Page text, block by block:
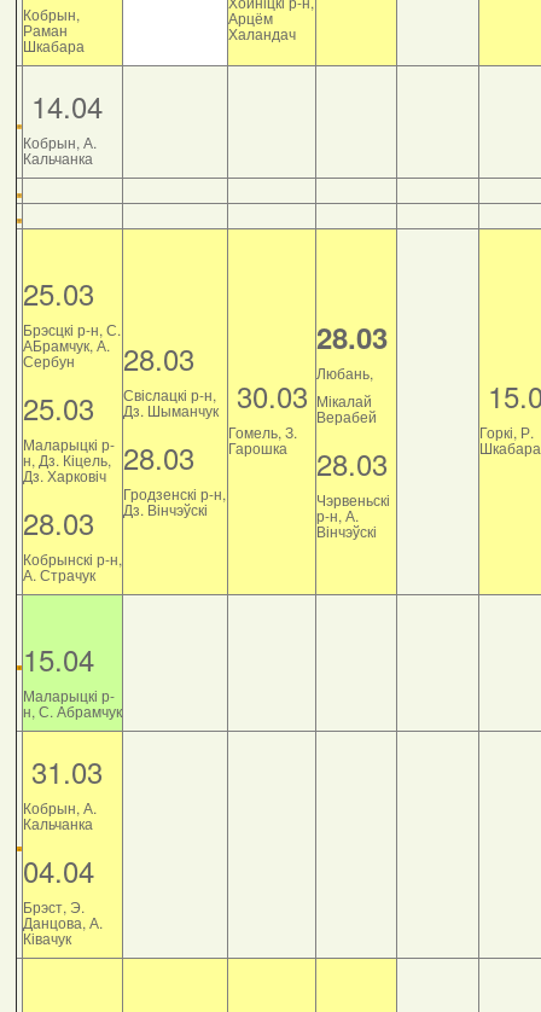
Кобрын,
Раман
Шкабара
Арцём
Халандач
14.04
Кобрын, А.
Кальчанка
25.03
Брэсцкі р-н, С.
АБрамчук, А.
Сербун
25.03
Маларыцкі р-
н, Дз. Кіцель,
Дз. Харковіч
28.03
Кобрынскі р-н,
А. Страчук
28.03
Свіслацкі р-н,
Дз. Шыманчук
28.03
Гродзенскі р-н,
Дз. Вінчэўскі
30.03
Гомель, З.
Гарошка
28.03
Любань,
Мікалай
Верабей
28.03
Чэрвеньскі
р-н, А.
Вінчэўскі
Горкі, Р.
Шкабара
15.04
Маларыцкі р-
н, С. Абрамчук
31.03
Кобрын, А.
Кальчанка
04.04
Брэст, Э.
Данцова, А.
Ківачук